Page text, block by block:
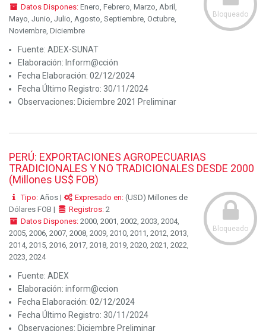
Bloqueado
Datos Dispones:Enero, Febrero, Marzo, Abril,
Mayo, Junio, Julio, Agosto, Septiembre, Octubre,
Noviembre, Diciembre
Fuente: ADEX-SUNAT
Elaboración: Inform@cción
Fecha Elaboración: 02/12/2024
Fecha Último Registro: 30/11/2024
Observaciones: Diciembre 2021 Preliminar
PERÚ: EXPORTACIONES AGROPECUARIAS
TRADICIONALES Y NO TRADICIONALES DESDE 2000
(Millones US$ FOB)
Bloqueado
Tipo:Años | Expresado en: (USD) Millones de
Dólares FOB |
Registros:2
Datos Dispones:2000, 2001, 2002, 2003, 2004,
2005, 2006, 2007, 2008, 2009, 2010, 2011, 2012, 2013,
2014, 2015, 2016, 2017, 2018, 2019, 2020, 2021, 2022,
2023, 2024
Fuente: ADEX
Elaboración: inform@ccion
Fecha Elaboración: 02/12/2024
Fecha Último Registro: 30/11/2024
Observaciones: Diciembre Preliminar